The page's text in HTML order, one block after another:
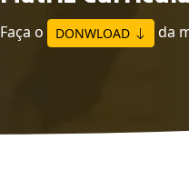
Faça o DONWLOAD da